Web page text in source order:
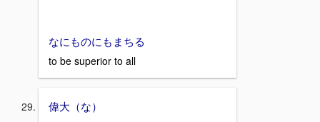
なにものにもまちる
to be superior to all
偉大（な）